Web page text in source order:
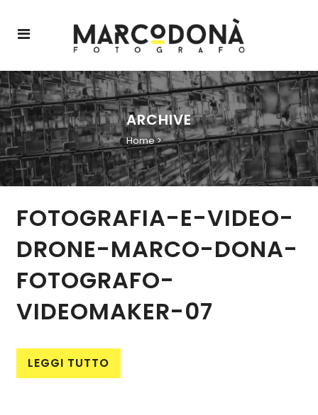
ARCHIVE
Home>
FOTOGRAFIA-E-VIDEO-
DRONE-MARCO-DONA-
FOTOGRAFO-
VIDEOMAKER-07
LEGGI TUTTO